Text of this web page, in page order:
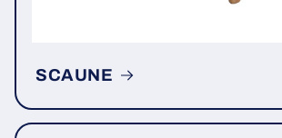
SCAUNE